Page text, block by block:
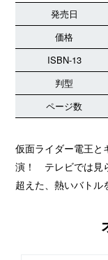
発売日
価格
ISBN-13
判型
ページ数
仮面ライダー電王
演！ テレビでは見
超えた、熱いバトル